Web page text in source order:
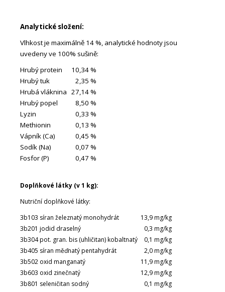
Analytické složení:
Vlhkost je maximálně 14 %, analytické hodnoty jsou
uvedeny ve 100% sušině:
Hrubý protein
10,34 %
Hrubý tuk
2,35 %
Hrubá vláknina 27,14 %
Hrubý popel
8,50 %
Lyzin
0,33 %
Methionin
0,13 %
Vápník (Ca)
0,45 %
Sodík (Na)
0,07 %
Fosfor (P)
0,47 %
Doplňkové látky (v 1 kg):
Nutriční doplňkové látky:
3b103 síran železnatý monohydrát
13,9 mg/kg
3b201 jodid draselný
0,3 mg/kg
3b304 pot. gran. bis (uhličitan) kobaltnatý
0,1 mg/kg
3b405 síran měďnatý pentahydrát
2,0 mg/kg
3b502 oxid manganatý
11,9 mg/kg
3b603 oxid zinečnatý
12,9 mg/kg
3b801 seleničitan sodný
0,1 mg/kg